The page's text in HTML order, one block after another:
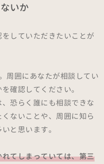
いか
していただきたいことが
周囲にあなたが相談してい
確認してください。
恐らく誰にも相談できな
ないことや、周囲に知ら
と思います。
てしまっていては、第三